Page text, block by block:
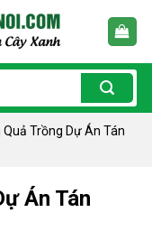
Quả Trồng Dự Án Tán
Án Tán